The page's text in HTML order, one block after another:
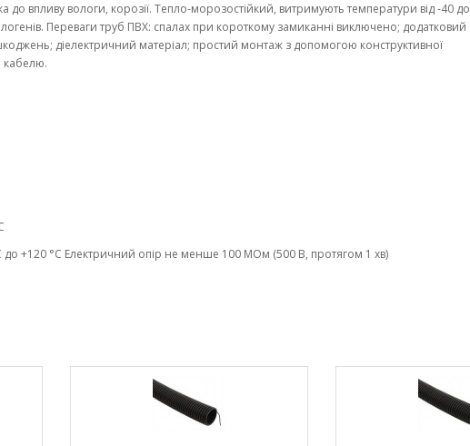
до впливу вологи, корозії. Тепло-морозостійкий, витримують температури від -40 до
Переваги труб ПВХ: спалах при короткому замиканні виключено; додатковий
діелектричний матеріал; простий монтаж з допомогою конструктивної
кабелю.
до +120 °С Електричний опір не менше 100 МОм (500 В, протягом 1 хв)